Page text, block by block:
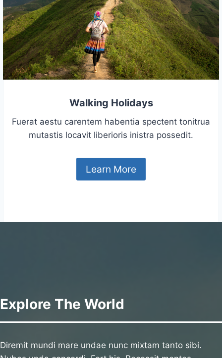
Walking Holidays
Fuerat aestu carentem habentia spectent tonitrua
mutastis locavit liberioris inistra possedit.
Learn More
Explore The World
Diremit mundi mare undae nunc mixtam tanto sibi.